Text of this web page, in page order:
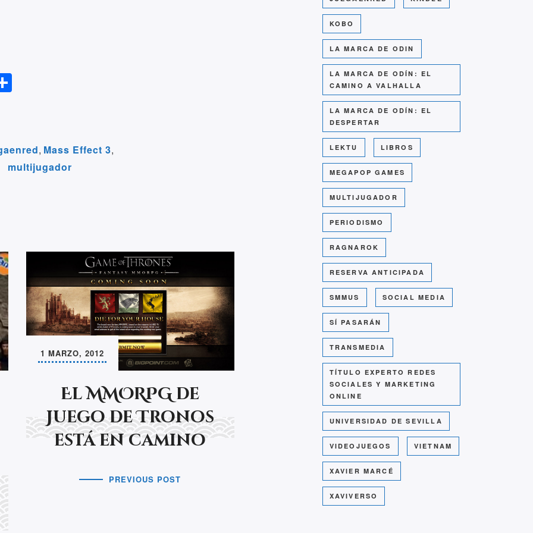
, Mass Effect 3,
multijugador
El MMORPG de
Juego de Tronos
está en camino
1 MARZO, 2012
PREVIOUS POST
KOBO
LA MARCA DE ODIN
LA MARCA DE ODÍN: EL
CAMINO A VALHALLA
LA MARCA DE ODÍN: EL
DESPERTAR
LEKTU LIBROS
MEGAPOP GAMES
MULTIJUGADOR
PERIODISMO
RAGNAROK
RESERVA ANTICIPADA
SMMUS SOCIAL MEDIA
SÍ PASARÁN
TRANSMEDIA
TÍTULO EXPERTO REDES
SOCIALES Y MARKETING
ONLINE
UNIVERSIDAD DE SEVILLA
VIDEOJUEGOS VIETNAM
XAVIER MARCÉ
XAVIVERSO